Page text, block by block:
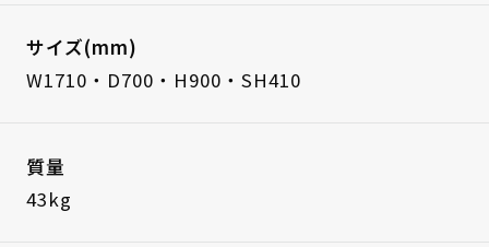
サイズ(mm)
W1710・D700・H900・SH410
質量
43kg